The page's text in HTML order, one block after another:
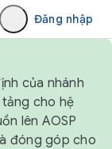
Đăng nhập
của nhánh
cho hệ
lên AOSP
đóng góp cho